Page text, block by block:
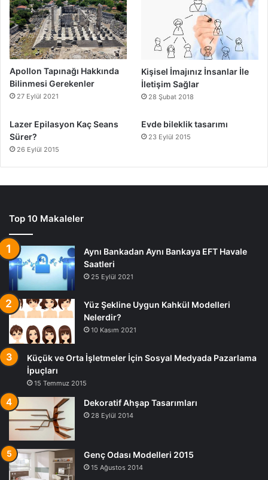
Apollon Tapınağı Hakkında
Bilinmesi Gerekenler
27 Eylül 2021
Kişisel İmajınız İnsanlar İle
İletişim Sağlar
28 Şubat 2018
Lazer Epilasyon Kaç Seans
Sürer?
26 Eylül 2015
Evde bileklik tasarımı
23 Eylül 2015
Top 10 Makaleler
Aynı Bankadan Aynı Bankaya EFT Havale
Saatleri
25 Eylül 2021
Yüz Şekline Uygun Kahkül Modelleri
Nelerdir?
10 Kasım 2021
Küçük ve Orta İşletmeler İçin Sosyal Medyada Pazarlama
İpuçları
15 Temmuz 2015
Dekoratif Ahşap Tasarımları
28 Eylül 2014
Genç Odası Modelleri 2015
15 Ağustos 2014